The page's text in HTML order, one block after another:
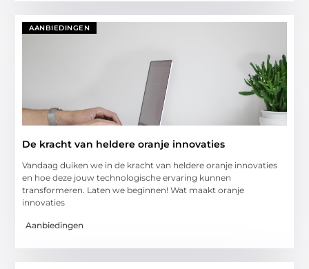
AANBIEDINGEN
De kracht van heldere oranje innovaties
Vandaag duiken we in de kracht van heldere oranje innovaties
en hoe deze jouw technologische ervaring kunnen
transformeren. Laten we beginnen! Wat maakt oranje
innovaties
Aanbiedingen